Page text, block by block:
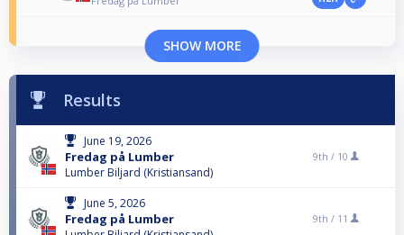
SHOW MORE
Results
June 19, 2026
Fredag på Lumber
Lumber Biljard (Kristiansand)
9th / 10
June 5, 2026
Fredag på Lumber 9th / 11